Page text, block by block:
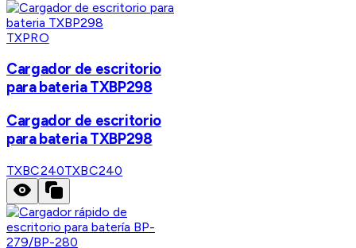
TXPRO
Cargador de escritorio
para bateria TXBP298
Cargador de escritorio
para bateria TXBP298
TXBC240TXBC240